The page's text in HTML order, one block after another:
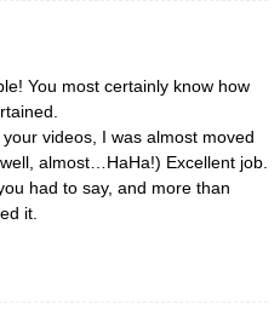
You most certainly know how
videos, I was almost moved
almost…HaHa!) Excellent job.
had to say, and more than
it.